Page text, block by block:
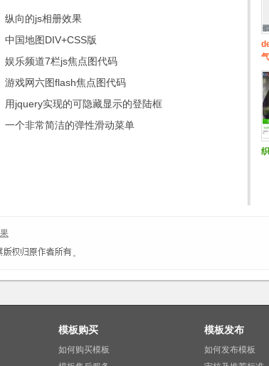
纵向的js相册效果
中国地图DIV+CSS版
娱乐频道7栏js焦点图代码
游戏网六图flash焦点图代码
用jquery实现的可隐藏显示的登陆框
一个非常简洁的弹性滑动菜单
。
模板购买
如何购买模板
模板发布
如何发布模板